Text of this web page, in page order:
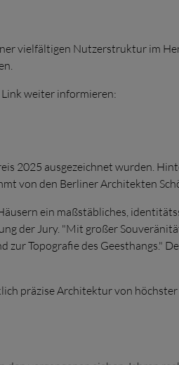
vielfältigen Nutzerstruktur im
weiter informieren:
2025 ausgezeichnet wurden.
von den Berliner Architekten
ein maßstäbliches,
der Jury. "Mit großer
Topografie des Geesthangs."
präzise Architektur von